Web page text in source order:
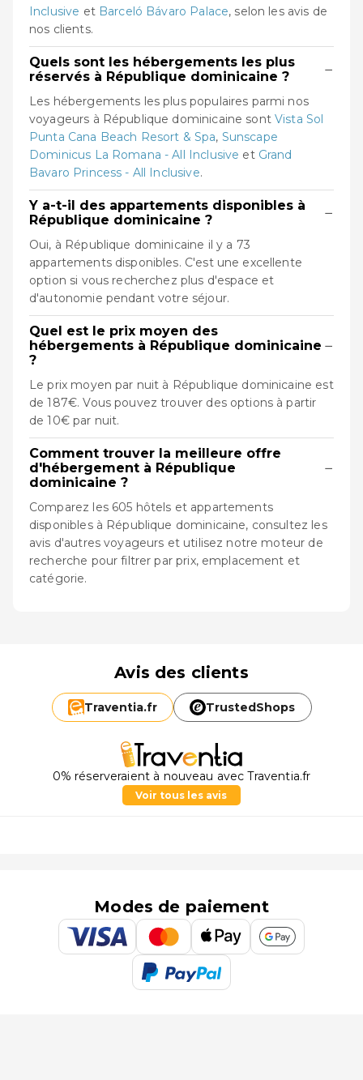
Inclusive et Barceló Bávaro Palace, selon les avis de
nos clients.
Quels sont les hébergements les plus
réservés à République dominicaine ?
−
Les hébergements les plus populaires parmi nos
voyageurs à République dominicaine sontVista Sol
Punta Cana Beach Resort & Spa, Sunscape
Dominicus La Romana - All Inclusive et Grand
Bavaro Princess - All Inclusive.
Y a-t-il des appartements disponibles à
République dominicaine ?
−
Oui, à République dominicaine il y a 73
appartements disponibles. C'est une excellente
option si vous recherchez plus d'espace et
d'autonomie pendant votre séjour.
Quel est le prix moyen des
hébergements à République dominicaine
?
−
Le prix moyen par nuit à République dominicaine est
de 187€. Vous pouvez trouver des options à partir
de 10€ par nuit.
Comment trouver la meilleure offre
d'hébergement à République
dominicaine ?
−
Comparez les 605 hôtels et appartements
disponibles à République dominicaine, consultez les
avis d'autres voyageurs et utilisez notre moteur de
recherche pour filtrer par prix, emplacement et
catégorie.
Avis des clients
Traventia.fr TrustedShops
0% réserveraient à nouveau avec Traventia.fr
Voir tous les avis
Modes de paiement